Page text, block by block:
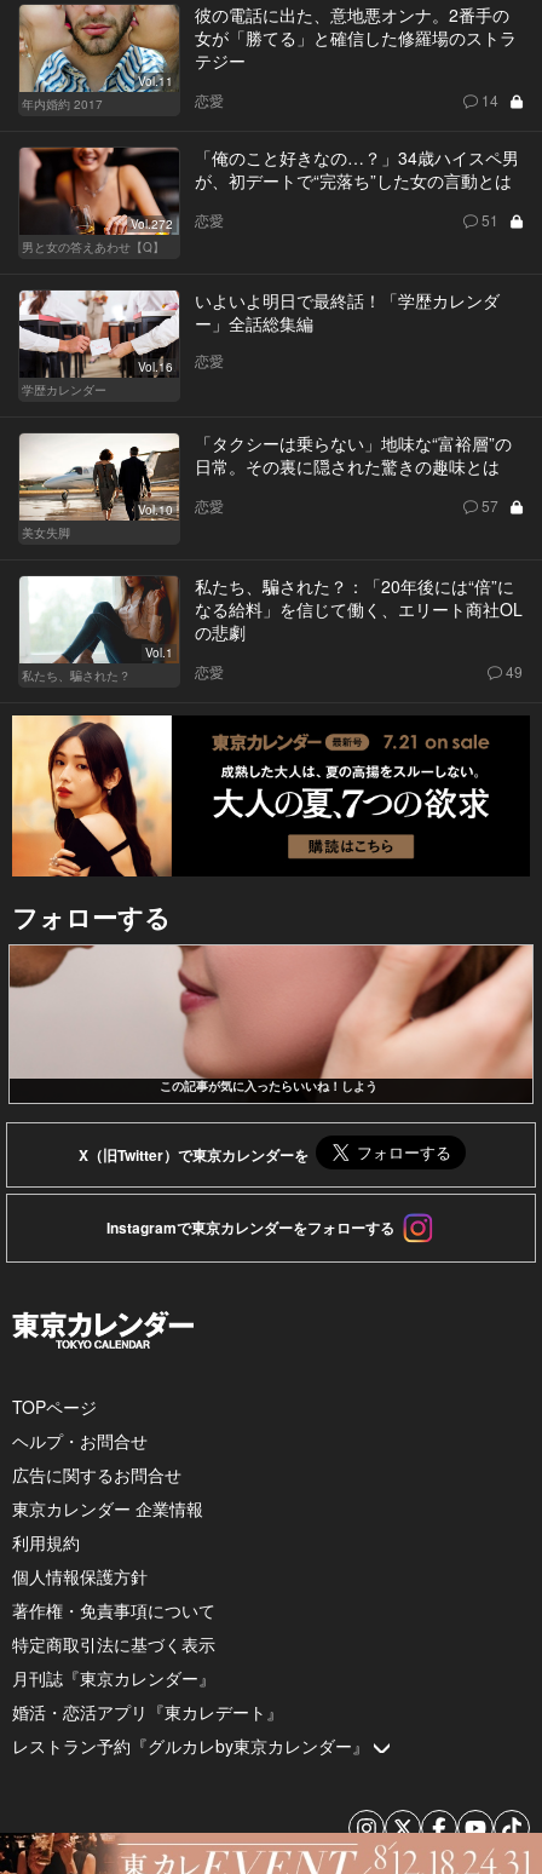
Vol.11
年内婚約 2017
彼の電話に出た、意地悪オンナ。2番手の
女が「勝てる」と確信した修羅場のストラ
テジー
恋愛 14
Vol.272
男と女の答えあわせ【Q】
「俺のこと好きなの…？」34歳ハイスペ男
が、初デートで“完落ち”した女の言動とは
恋愛 51
Vol.16
学歴カレンダー
いよいよ明日で最終話！「学歴カレンダ
ー」全話総集編
恋愛
Vol.10
美女失脚
「タクシーは乗らない」地味な“富裕層”の
日常。その裏に隠された驚きの趣味とは
恋愛 57
Vol.1
私たち、騙された？
私たち、騙された？：「20年後には“倍”に
なる給料」を信じて働く、エリート商社OL
の悲劇
恋愛 49
フォローする
この記事が気に入ったらいいね！しよう
X（旧Twitter）で東京カレンダーを
Instagramで東京カレンダーをフォローする
TOPページ
ヘルプ・お問合せ
広告に関するお問合せ
東京カレンダー 企業情報
利用規約
個人情報保護方針
著作権・免責事項について
特定商取引法に基づく表示
月刊誌『東京カレンダー』
婚活・恋活アプリ『東カレデート』
レストラン予約『グルカレby東京カレンダー』
© 2026 by Tokyo Calendar, Inc.